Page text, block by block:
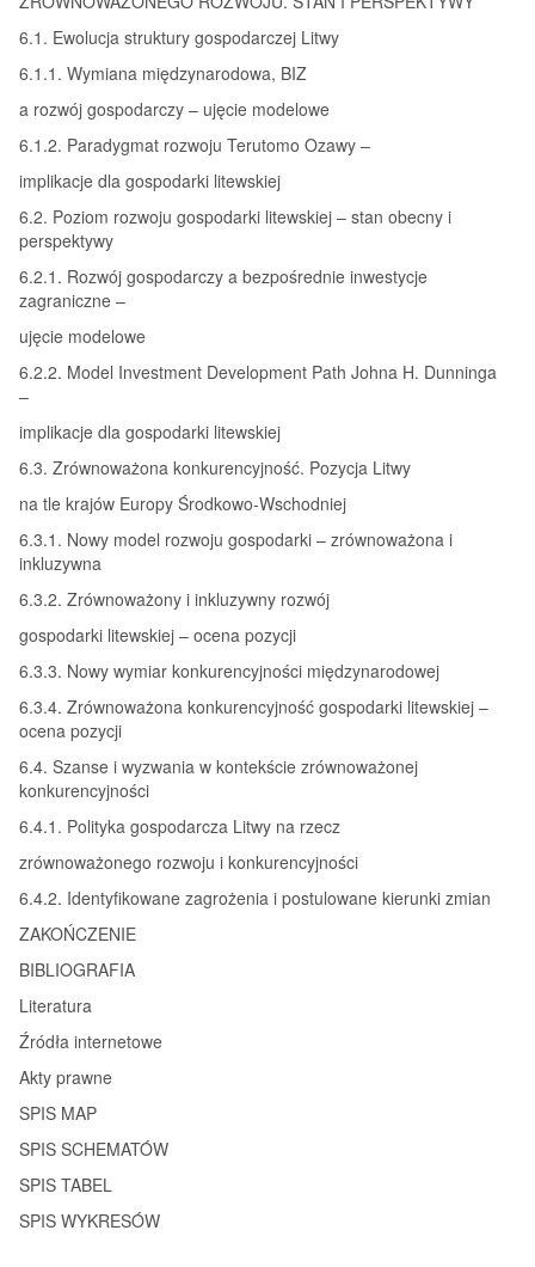
6.1. Ewolucja struktury gospodarczej Litwy
6.1.1. Wymiana międzynarodowa, BIZ
a rozwój gospodarczy – ujęcie modelowe
6.1.2. Paradygmat rozwoju Terutomo Ozawy –
implikacje dla gospodarki litewskiej
6.2. Poziom rozwoju gospodarki litewskiej – stan obecny i
perspektywy
6.2.1. Rozwój gospodarczy a bezpośrednie inwestycje
zagraniczne –
ujęcie modelowe
6.2.2. Model Investment Development Path Johna H. Dunninga
–
implikacje dla gospodarki litewskiej
6.3. Zrównoważona konkurencyjność. Pozycja Litwy
na tle krajów Europy Środkowo-Wschodniej
6.3.1. Nowy model rozwoju gospodarki – zrównoważona i
inkluzywna
6.3.2. Zrównoważony i inkluzywny rozwój
gospodarki litewskiej – ocena pozycji
6.3.3. Nowy wymiar konkurencyjności międzynarodowej
6.3.4. Zrównoważona konkurencyjność gospodarki litewskiej –
ocena pozycji
6.4. Szanse i wyzwania w kontekście zrównoważonej
konkurencyjności
6.4.1. Polityka gospodarcza Litwy na rzecz
zrównoważonego rozwoju i konkurencyjności
6.4.2. Identyfikowane zagrożenia i postulowane kierunki zmian
ZAKOŃCZENIE
BIBLIOGRAFIA
Literatura
Źródła internetowe
Akty prawne
SPIS MAP
SPIS SCHEMATÓW
SPIS TABEL
SPIS WYKRESÓW